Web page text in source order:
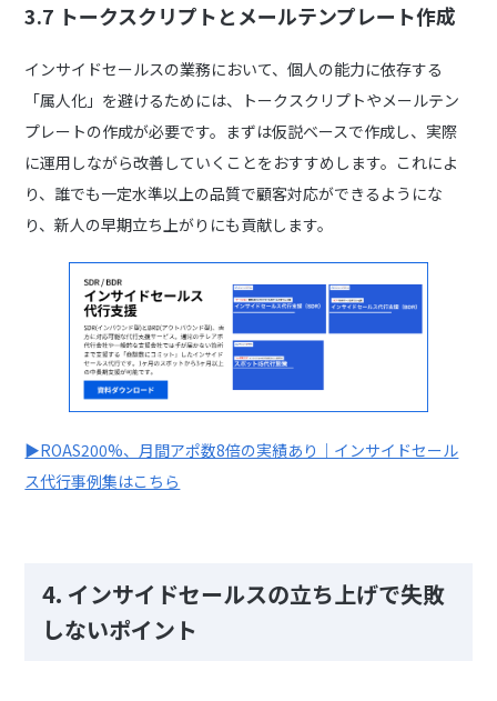
3.7 トークスクリプトとメールテンプレート作成
インサイドセールスの業務において、個人の能力に依存する
「属人化」を避けるためには、トークスクリプトやメールテン
プレートの作成が必要です。まずは仮説ベースで作成し、実際
に運用しながら改善していくことをおすすめします。これによ
り、誰でも一定水準以上の品質で顧客対応ができるようにな
り、新人の早期立ち上がりにも貢献します。
▶︎ROAS200%、月間アポ数8倍の実績あり｜インサイドセール
ス代行事例集はこちら
4. インサイドセールスの立ち上げで失敗
しないポイント